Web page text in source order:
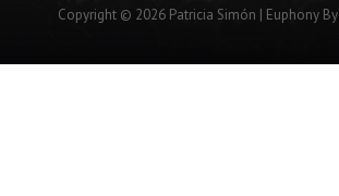
Copyright © 2026 Patricia Simón | Euphony By